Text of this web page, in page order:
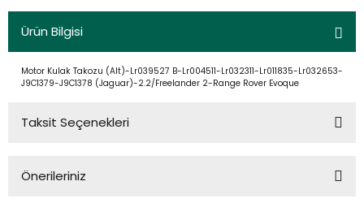
Ürün Bilgisi
Motor Kulak Takozu (Alt)-Lr039527 B-Lr004511-Lr032311-Lr011835-Lr032653-
J9C1379-J9C1378 (Jaguar)-2.2/Freelander 2-Range Rover Evoque
Taksit Seçenekleri
Önerileriniz